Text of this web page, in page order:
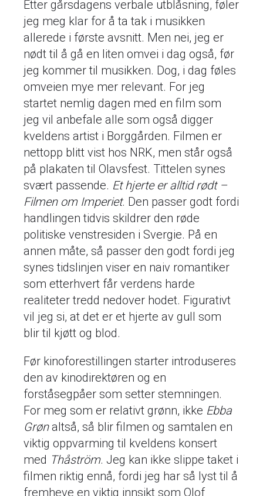
Etter gårsdagens verbale utblåsning, føler
jeg meg klar for å ta tak i musikken
allerede i første avsnitt. Men nei, jeg er
nødt til å gå en liten omvei i dag også, før
jeg kommer til musikken. Dog, i dag føles
omveien mye mer relevant. For jeg
startet nemlig dagen med en film som
jeg vil anbefale alle som også digger
kveldens artist i Borggården. Filmen er
nettopp blitt vist hos NRK, men står også
på plakaten til Olavsfest. Tittelen synes
svært passende. Et hjerte er alltid rødt –
Filmen om Imperiet. Den passer godt fordi
handlingen tidvis skildrer den røde
politiske venstresiden i Svergie. På en
annen måte, så passer den godt fordi jeg
synes tidslinjen viser en naiv romantiker
som etterhvert får verdens harde
realiteter tredd nedover hodet. Figurativt
vil jeg si, at det er et hjerte av gull som
blir til kjøtt og blod.
Før kinoforestillingen starter introduseres
den av kinodirektøren og en
forståsegpåer som setter stemningen.
For meg som er relativt grønn, ikke Ebba
Grønaltså, så blir filmen og samtalen en
viktig oppvarming til kveldens konsert
med Thåström. Jeg kan ikke slippe taket i
filmen riktig ennå, fordi jeg har så lyst til å
fremheve en viktig innsikt som Olof